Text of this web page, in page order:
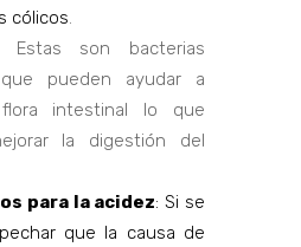
cólicos.
Estas son bacterias
que pueden ayudar a
intestinal lo que
la digestión del
para la acidez: Si se
que la causa de